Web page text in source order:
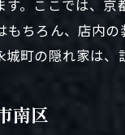
比永城
京都市南
地元
各店
。ここでは、
ちろん、店内
町の隠れ家は
南区